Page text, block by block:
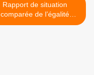
Rapport de situation
comparée de l’égalité
professionnelle >